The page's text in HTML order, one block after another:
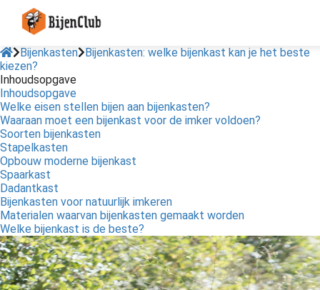
Bijenkasten
Bijenkasten: welke bijenkast kan je het beste
kiezen?
Inhoudsopgave
Inhoudsopgave
Welke eisen stellen bijen aan bijenkasten?
Waaraan moet een bijenkast voor de imker voldoen?
Soorten bijenkasten
Stapelkasten
Opbouw moderne bijenkast
Spaarkast
Dadantkast
Bijenkasten voor natuurlijk imkeren
Materialen waarvan bijenkasten gemaakt worden
Welke bijenkast is de beste?